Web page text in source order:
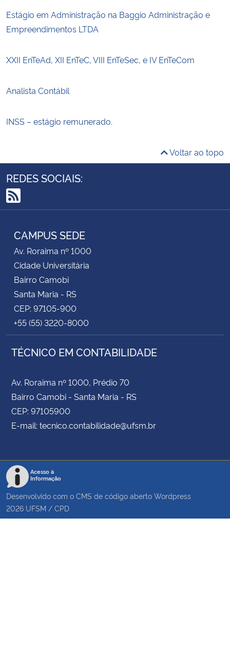
Estágio em Administração na Baggio Administração e
Empreendimentos LTDA
XXII EnTeAd, XII EnTeC, VIII EnTeSec, e IV EnTeCom
Analista Contábil
INSS – estágio remunerado.
Voltar ao topo
REDES SOCIAIS:
RSS
CAMPUS SEDE
Av. Roraima nº 1000
Cidade Universitária
Bairro Camobi
Santa Maria - RS
CEP: 97105-900
+55 (55) 3220-8000
TÉCNICO EM CONTABILIDADE
Av. Roraima nº 1000, Prédio 70
Bairro Camobi - Santa Maria - RS
CEP: 97105900
E-mail: tecnico.contabilidade@ufsm.br
Acesso à
Informação
Desenvolvido com o CMS de código aberto Wordpress
2026 UFSM / CPD